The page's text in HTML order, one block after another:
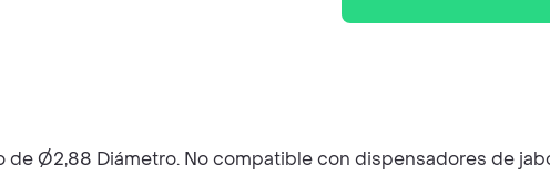
Ø2,88 Diámetro. No compatible con dispensadores de